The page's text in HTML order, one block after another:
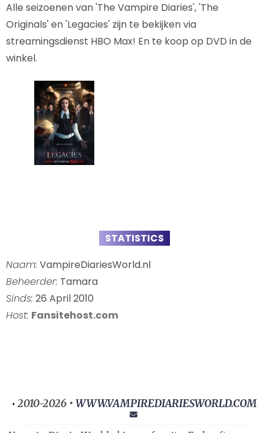
Alle seizoenen van 'The Vampire Diaries', 'The
Originals' en 'Legacies' zijn te bekijken via
streamingsdienst HBO Max! En te koop op DVD in de
winkel.
STATISTICS
Naam: VampireDiariesWorld.nl
Beheerder: Tamara
Sinds: 26 April 2010
Host: Fansitehost.com
• 2010-2026 • WWW.VAMPIREDIARIESWORLD.COM